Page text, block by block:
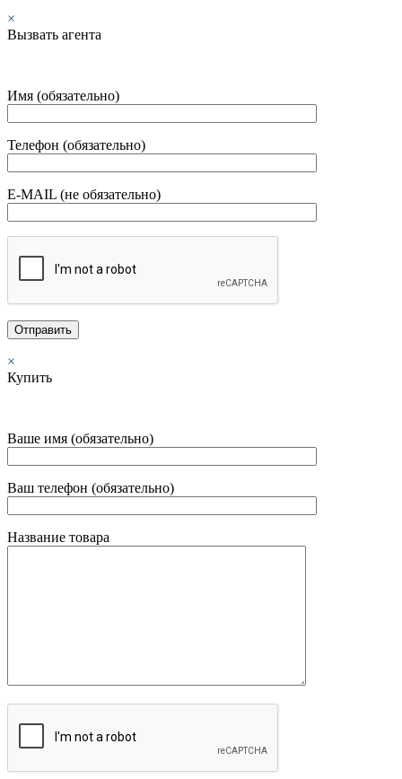
×
Вызвать агента
Имя (обязательно)
Телефон (обязательно)
E-MAIL (не обязательно)
×
Купить
Ваше имя (обязательно)
Ваш телефон (обязательно)
Название товара